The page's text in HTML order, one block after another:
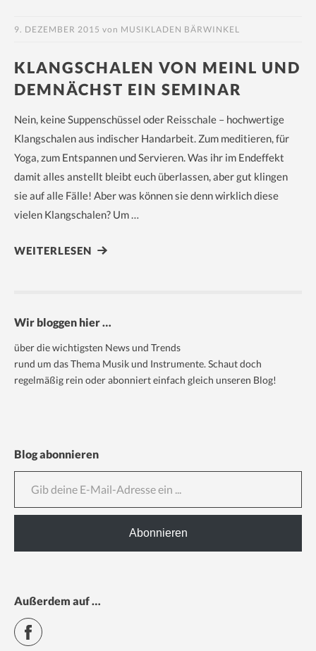
9. DEZEMBER 2015 von MUSIKLADEN BÄRWINKEL
KLANGSCHALEN VON MEINL UND
DEMNÄCHST EIN SEMINAR
Nein, keine Suppenschüssel oder Reisschale – hochwertige
Klangschalen aus indischer Handarbeit. Zum meditieren, für
Yoga, zum Entspannen und Servieren. Was ihr im Endeffekt
damit alles anstellt bleibt euch überlassen, aber gut klingen
sie auf alle Fälle! Aber was können sie denn wirklich diese
vielen Klangschalen? Um …
WEITERLESEN
Wir bloggen hier …
über die wichtigsten News und Trends
rund um das Thema Musik und Instrumente. Schaut doch
regelmäßig rein oder abonniert einfach gleich unseren Blog!
Blog abonnieren
Gib deine E-Mail-Adresse ein ...
Abonnieren
Außerdem auf …
Facebook